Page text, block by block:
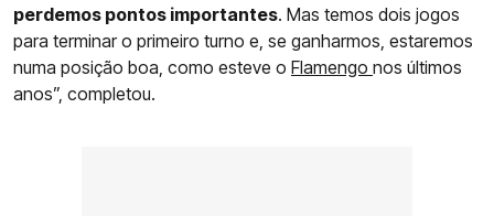
perdemos pontos importantes. Mas temos dois jogos
para terminar o primeiro turno e, se ganharmos, estaremos
numa posição boa, como esteve o Flamengo nos últimos
anos”, completou.